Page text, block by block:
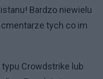
Bardzo niewielu
tych co im
Crowdstrike lub